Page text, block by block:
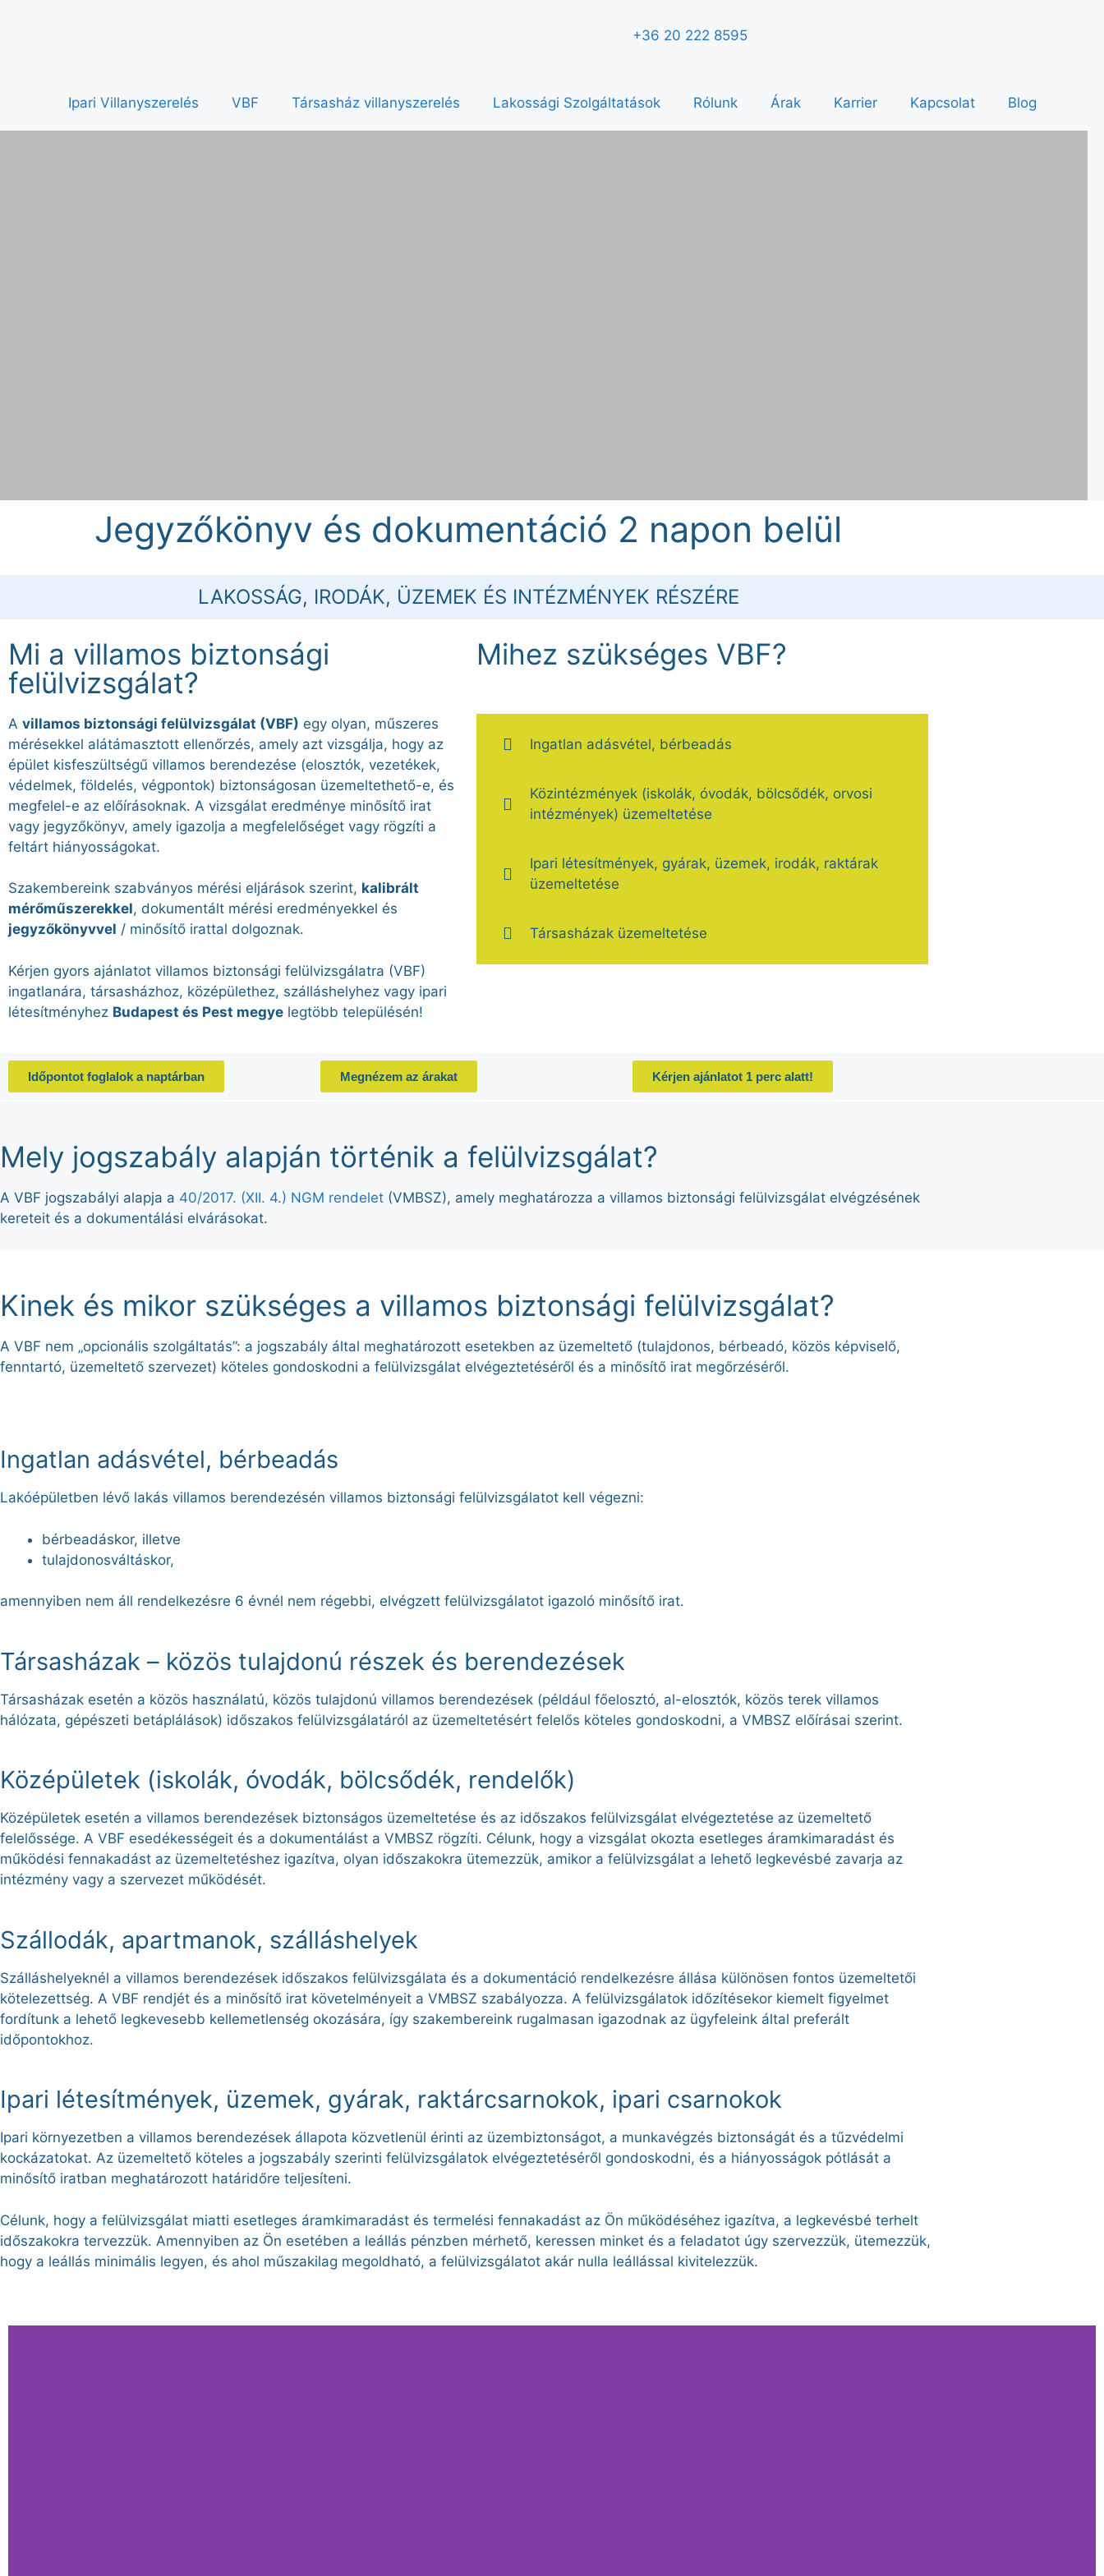
+36 20 222 8595
Ipari Villanyszerelés VBF Társasház villanyszerelés Lakossági Szolgáltatások Rólunk Árak Karrier Kapcsolat Blog
Villamos biztonsági
felülvizsgálat
Időpontot foglalok a naptárban
Jegyzőkönyv és dokumentáció 2 napon belül
LAKOSSÁG, IRODÁK, ÜZEMEK ÉS INTÉZMÉNYEK RÉSZÉRE
Mi a villamos biztonsági
felülvizsgálat?
Mihez szükséges VBF?
A villamos biztonsági felülvizsgálat (VBF) egy olyan, műszeres
mérésekkel alátámasztott ellenőrzés, amely azt vizsgálja, hogy az
épület kisfeszültségű villamos berendezése (elosztók, vezetékek,
védelmek, földelés, végpontok) biztonságosan üzemeltethető-e, és
megfelel-e az előírásoknak. A vizsgálat eredménye minősítő irat
vagy jegyzőkönyv, amely igazolja a megfelelőséget vagy rögzíti a
feltárt hiányosságokat.
Szakembereink szabványos mérési eljárások szerint, kalibrált
mérőműszerekkel, dokumentált mérési eredményekkel és
jegyzőkönyvvel / minősítő irattal dolgoznak.
Kérjen gyors ajánlatot villamos biztonsági felülvizsgálatra (VBF)
ingatlanára, társasházhoz, középülethez, szálláshelyhez vagy ipari
létesítményhez Budapest és Pest megye legtöbb településén!
Ingatlan adásvétel, bérbeadás
Közintézmények (iskolák, óvodák, bölcsődék, orvosi
intézmények) üzemeltetése
Ipari létesítmények, gyárak, üzemek, irodák, raktárak
üzemeltetése
Társasházak üzemeltetése
Időpontot foglalok a naptárban Megnézem az árakat Kérjen ajánlatot 1 perc alatt!
Mely jogszabály alapján történik a felülvizsgálat?
A VBF jogszabályi alapja a 40/2017. (XII. 4.) NGM rendelet (VMBSZ), amely meghatározza a villamos biztonsági felülvizsgálat elvégzésének
kereteit és a dokumentálási elvárásokat.
Kinek és mikor szükséges a villamos biztonsági felülvizsgálat?
A VBF nem „opcionális szolgáltatás”: a jogszabály által meghatározott esetekben az üzemeltető (tulajdonos, bérbeadó, közös képviselő,
fenntartó, üzemeltető szervezet) köteles gondoskodni a felülvizsgálat elvégeztetéséről és a minősítő irat megőrzéséről.
Ingatlan adásvétel, bérbeadás
Lakóépületben lévő lakás villamos berendezésén villamos biztonsági felülvizsgálatot kell végezni:
bérbeadáskor, illetve
tulajdonosváltáskor,
amennyiben nem áll rendelkezésre 6 évnél nem régebbi, elvégzett felülvizsgálatot igazoló minősítő irat.
Társasházak – közös tulajdonú részek és berendezések
Társasházak esetén a közös használatú, közös tulajdonú villamos berendezések (például főelosztó, al-elosztók, közös terek villamos
hálózata, gépészeti betáplálások) időszakos felülvizsgálatáról az üzemeltetésért felelős köteles gondoskodni, a VMBSZ előírásai szerint.
Középületek (iskolák, óvodák, bölcsődék, rendelők)
Középületek esetén a villamos berendezések biztonságos üzemeltetése és az időszakos felülvizsgálat elvégeztetése az üzemeltető
felelőssége. A VBF esedékességeit és a dokumentálást a VMBSZ rögzíti. Célunk, hogy a vizsgálat okozta esetleges áramkimaradást és
működési fennakadást az üzemeltetéshez igazítva, olyan időszakokra ütemezzük, amikor a felülvizsgálat a lehető legkevésbé zavarja az
intézmény vagy a szervezet működését.
Szállodák, apartmanok, szálláshelyek
Szálláshelyeknél a villamos berendezések időszakos felülvizsgálata és a dokumentáció rendelkezésre állása különösen fontos üzemeltetői
kötelezettség. A VBF rendjét és a minősítő irat követelményeit a VMBSZ szabályozza. A felülvizsgálatok időzítésekor kiemelt figyelmet
fordítunk a lehető legkevesebb kellemetlenség okozására, így szakembereink rugalmasan igazodnak az ügyfeleink által preferált
időpontokhoz.
Ipari létesítmények, üzemek, gyárak, raktárcsarnokok, ipari csarnokok
Ipari környezetben a villamos berendezések állapota közvetlenül érinti az üzembiztonságot, a munkavégzés biztonságát és a tűzvédelmi
kockázatokat. Az üzemeltető köteles a jogszabály szerinti felülvizsgálatok elvégeztetéséről gondoskodni, és a hiányosságok pótlását a
minősítő iratban meghatározott határidőre teljesíteni.
Célunk, hogy a felülvizsgálat miatti esetleges áramkimaradást és termelési fennakadást az Ön működéséhez igazítva, a legkevésbé terhelt
időszakokra tervezzük. Amennyiben az Ön esetében a leállás pénzben mérhető, keressen minket és a feladatot úgy szervezzük, ütemezzük,
hogy a leállás minimális legyen, és ahol műszakilag megoldható, a felülvizsgálatot akár nulla leállással kivitelezzük.